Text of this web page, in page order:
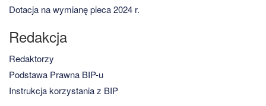
Dotacja na wymianę pieca 2024 r.
Redakcja
Redaktorzy
Podstawa Prawna BIP-u
Instrukcja korzystania z BIP